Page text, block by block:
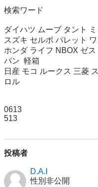
検索ワード
ダイハツ ムーブ タント
スズキ セルボ パレット
ホンダ ライフ NBOX ゼ
バン  軽箱
日産 モコ ルークス 三菱
ロル
0613
513
投稿者
D.A.I
性別非公開